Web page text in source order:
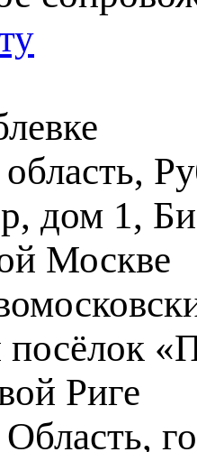
дом 1,
Москве
Риге